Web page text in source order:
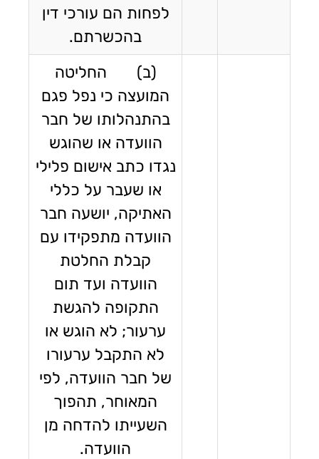
לפחות הם עורכי דין
בהכשרתם.
(ב) החליטה
המועצה כי נפל פגם
בהתנהלותו של חבר
הוועדה או שהוגש
נגדו כתב אישום פלילי
או שעבר על כללי
האתיקה, יושעה חבר
הוועדה מתפקידו עם
קבלת החלטת
הוועדה ועד תום
התקופה להגשת
ערעור; לא הוגש או
לא התקבל ערעורו
של חבר הוועדה, לפי
המאוחר, תהפוך
השעייתו להדחה מן
הוועדה.